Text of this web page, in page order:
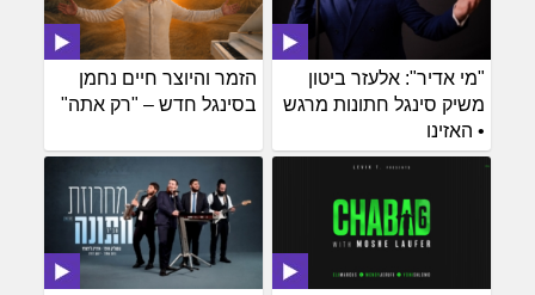
הזמר והיוצר חיים נחמן
בסינגל חדש – "רק אתה"
"מי אדיר": אלעזר ביטון
משיק סינגל חתונות מרגש
• האזינו